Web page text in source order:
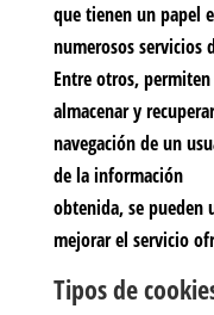
que tienen un papel
numerosos servicios
Entre otros,
almacenar y
navegación de un
de la información
obtenida, se pueden
mejorar el servicio
Tipos de